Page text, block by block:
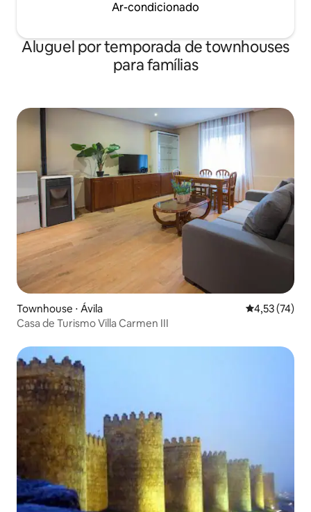
Ar-condicionado
Aluguel por temporada de townhouses
para famílias
Townhouse ⋅ Ávila‎ 4,53 de uma
4,53 (74)
Casa de Turismo Villa Carmen III